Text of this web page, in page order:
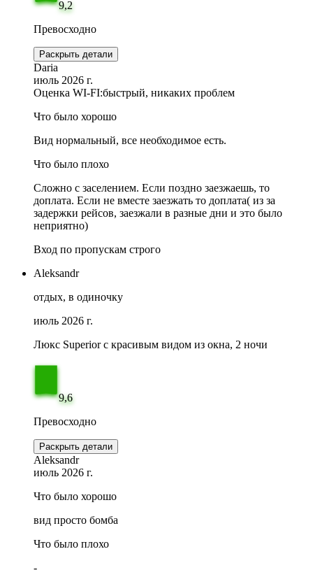
9,2
Превосходно
Раскрыть детали
Daria
июль 2026 г.
Оценка WI-FI:быстрый, никаких проблем
Что было хорошо
Вид нормальный, все необходимое есть.
Что было плохо
Сложно с заселением. Если поздно заезжаешь, то
доплата. Если не вместе заезжать то доплата( из за
задержки рейсов, заезжали в разные дни и это было
неприятно)
Вход по пропускам строго
Aleksandr
отдых, в одиночку
июль 2026 г.
Люкс Superior с красивым видом из окна, 2 ночи
9,6
Превосходно
Раскрыть детали
Aleksandr
июль 2026 г.
Что было хорошо
вид просто бомба
Что было плохо
-